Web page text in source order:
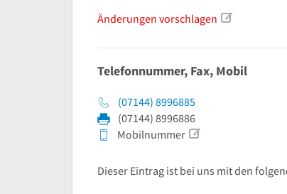
Änderungen vorschlagen
Telefonnummer, Fax, Mobil
(07144) 8996885
(07144) 8996886
Mobilnummer
Dieser Eintrag ist bei uns mit den